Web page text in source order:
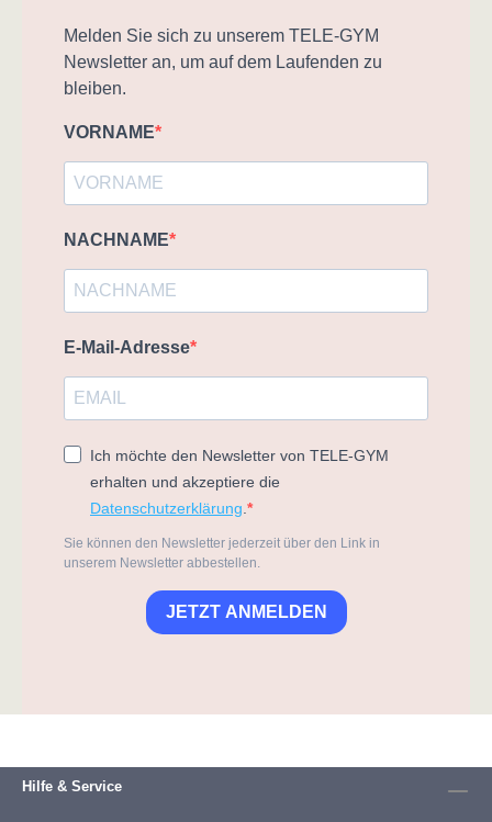
Melden Sie sich zu unserem TELE-GYM
Newsletter an, um auf dem Laufenden zu
bleiben.
VORNAME
NACHNAME
E-Mail-Adresse
Ich möchte den Newsletter von TELE-GYM
erhalten und akzeptiere die
Datenschutzerklärung
Sie können den Newsletter jederzeit über den Link in
unserem Newsletter abbestellen.
JETZT ANMELDEN
Hilfe & Service